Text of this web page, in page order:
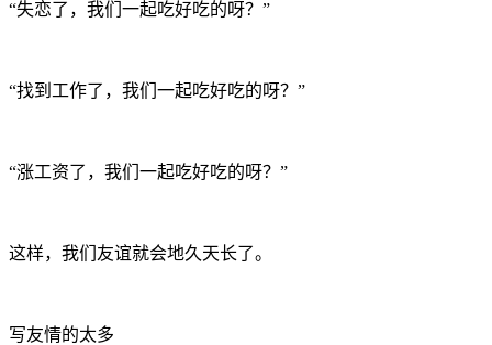
“失恋了，我们一起吃好吃的呀？”
“找到工作了，我们一起吃好吃的呀？”
“涨工资了，我们一起吃好吃的呀？”
这样，我们友谊就会地久天长了。
写友情的太多